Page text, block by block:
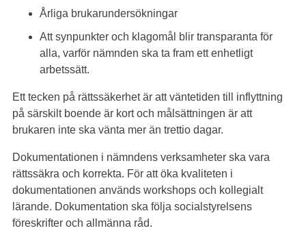
Årliga brukarundersökningar
Att synpunkter och klagomål blir transparanta för
alla, varför nämnden ska ta fram ett enhetligt
arbetssätt.
Ett tecken på rättssäkerhet är att väntetiden till inflyttning
på särskilt boende är kort och målsättningen är att
brukaren inte ska vänta mer än trettio dagar.
Dokumentationen i nämndens verksamheter ska vara
rättssäkra och korrekta. För att öka kvaliteten i
dokumentationen används workshops och kollegialt
lärande. Dokumentation ska följa socialstyrelsens
föreskrifter och allmänna råd.